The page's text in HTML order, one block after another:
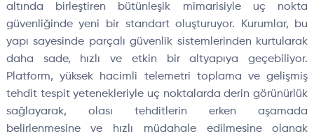
altında birleştiren bütünleşik mimarisiyle uç nokta
güvenliğinde yeni bir standart oluşturuyor. Kurumlar, bu
yapı sayesinde parçalı güvenlik sistemlerinden kurtularak
daha sade, hızlı ve etkin bir altyapıya geçebiliyor.
Platform, yüksek hacimli telemetri toplama ve gelişmiş
tehdit tespit yetenekleriyle uç noktalarda derin görünürlük
sağlayarak, olası tehditlerin erken aşamada
belirlenmesine ve hızlı müdahale edilmesine olanak